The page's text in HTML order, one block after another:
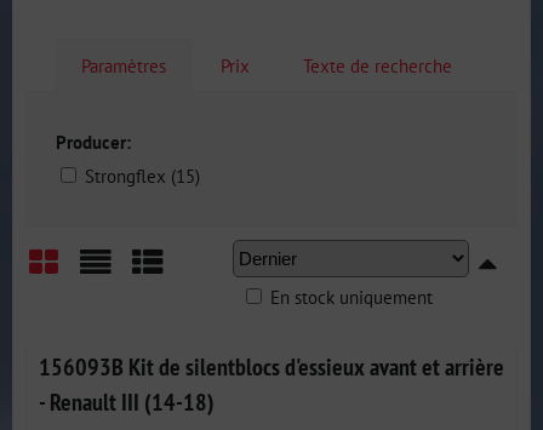
Paramètres Prix Texte de recherche
Producer:
Strongflex (15)
En stock uniquement
156093B Kit de silentblocs d'essieux avant et arrière
- Renault III (14-18)